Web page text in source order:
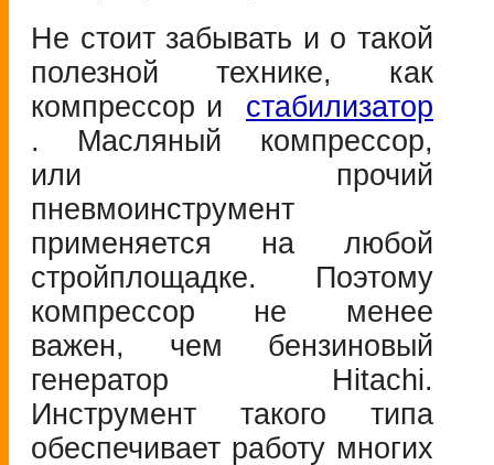
Не стоит забывать и о такой
полезной технике, как
компрессор и стабилизатор
. Масляный компрессор,
или прочий
пневмоинструмент
применяется на любой
стройплощадке. Поэтому
компрессор не менее
важен, чем бензиновый
генератор Hitachi.
Инструмент такого типа
обеспечивает работу многих